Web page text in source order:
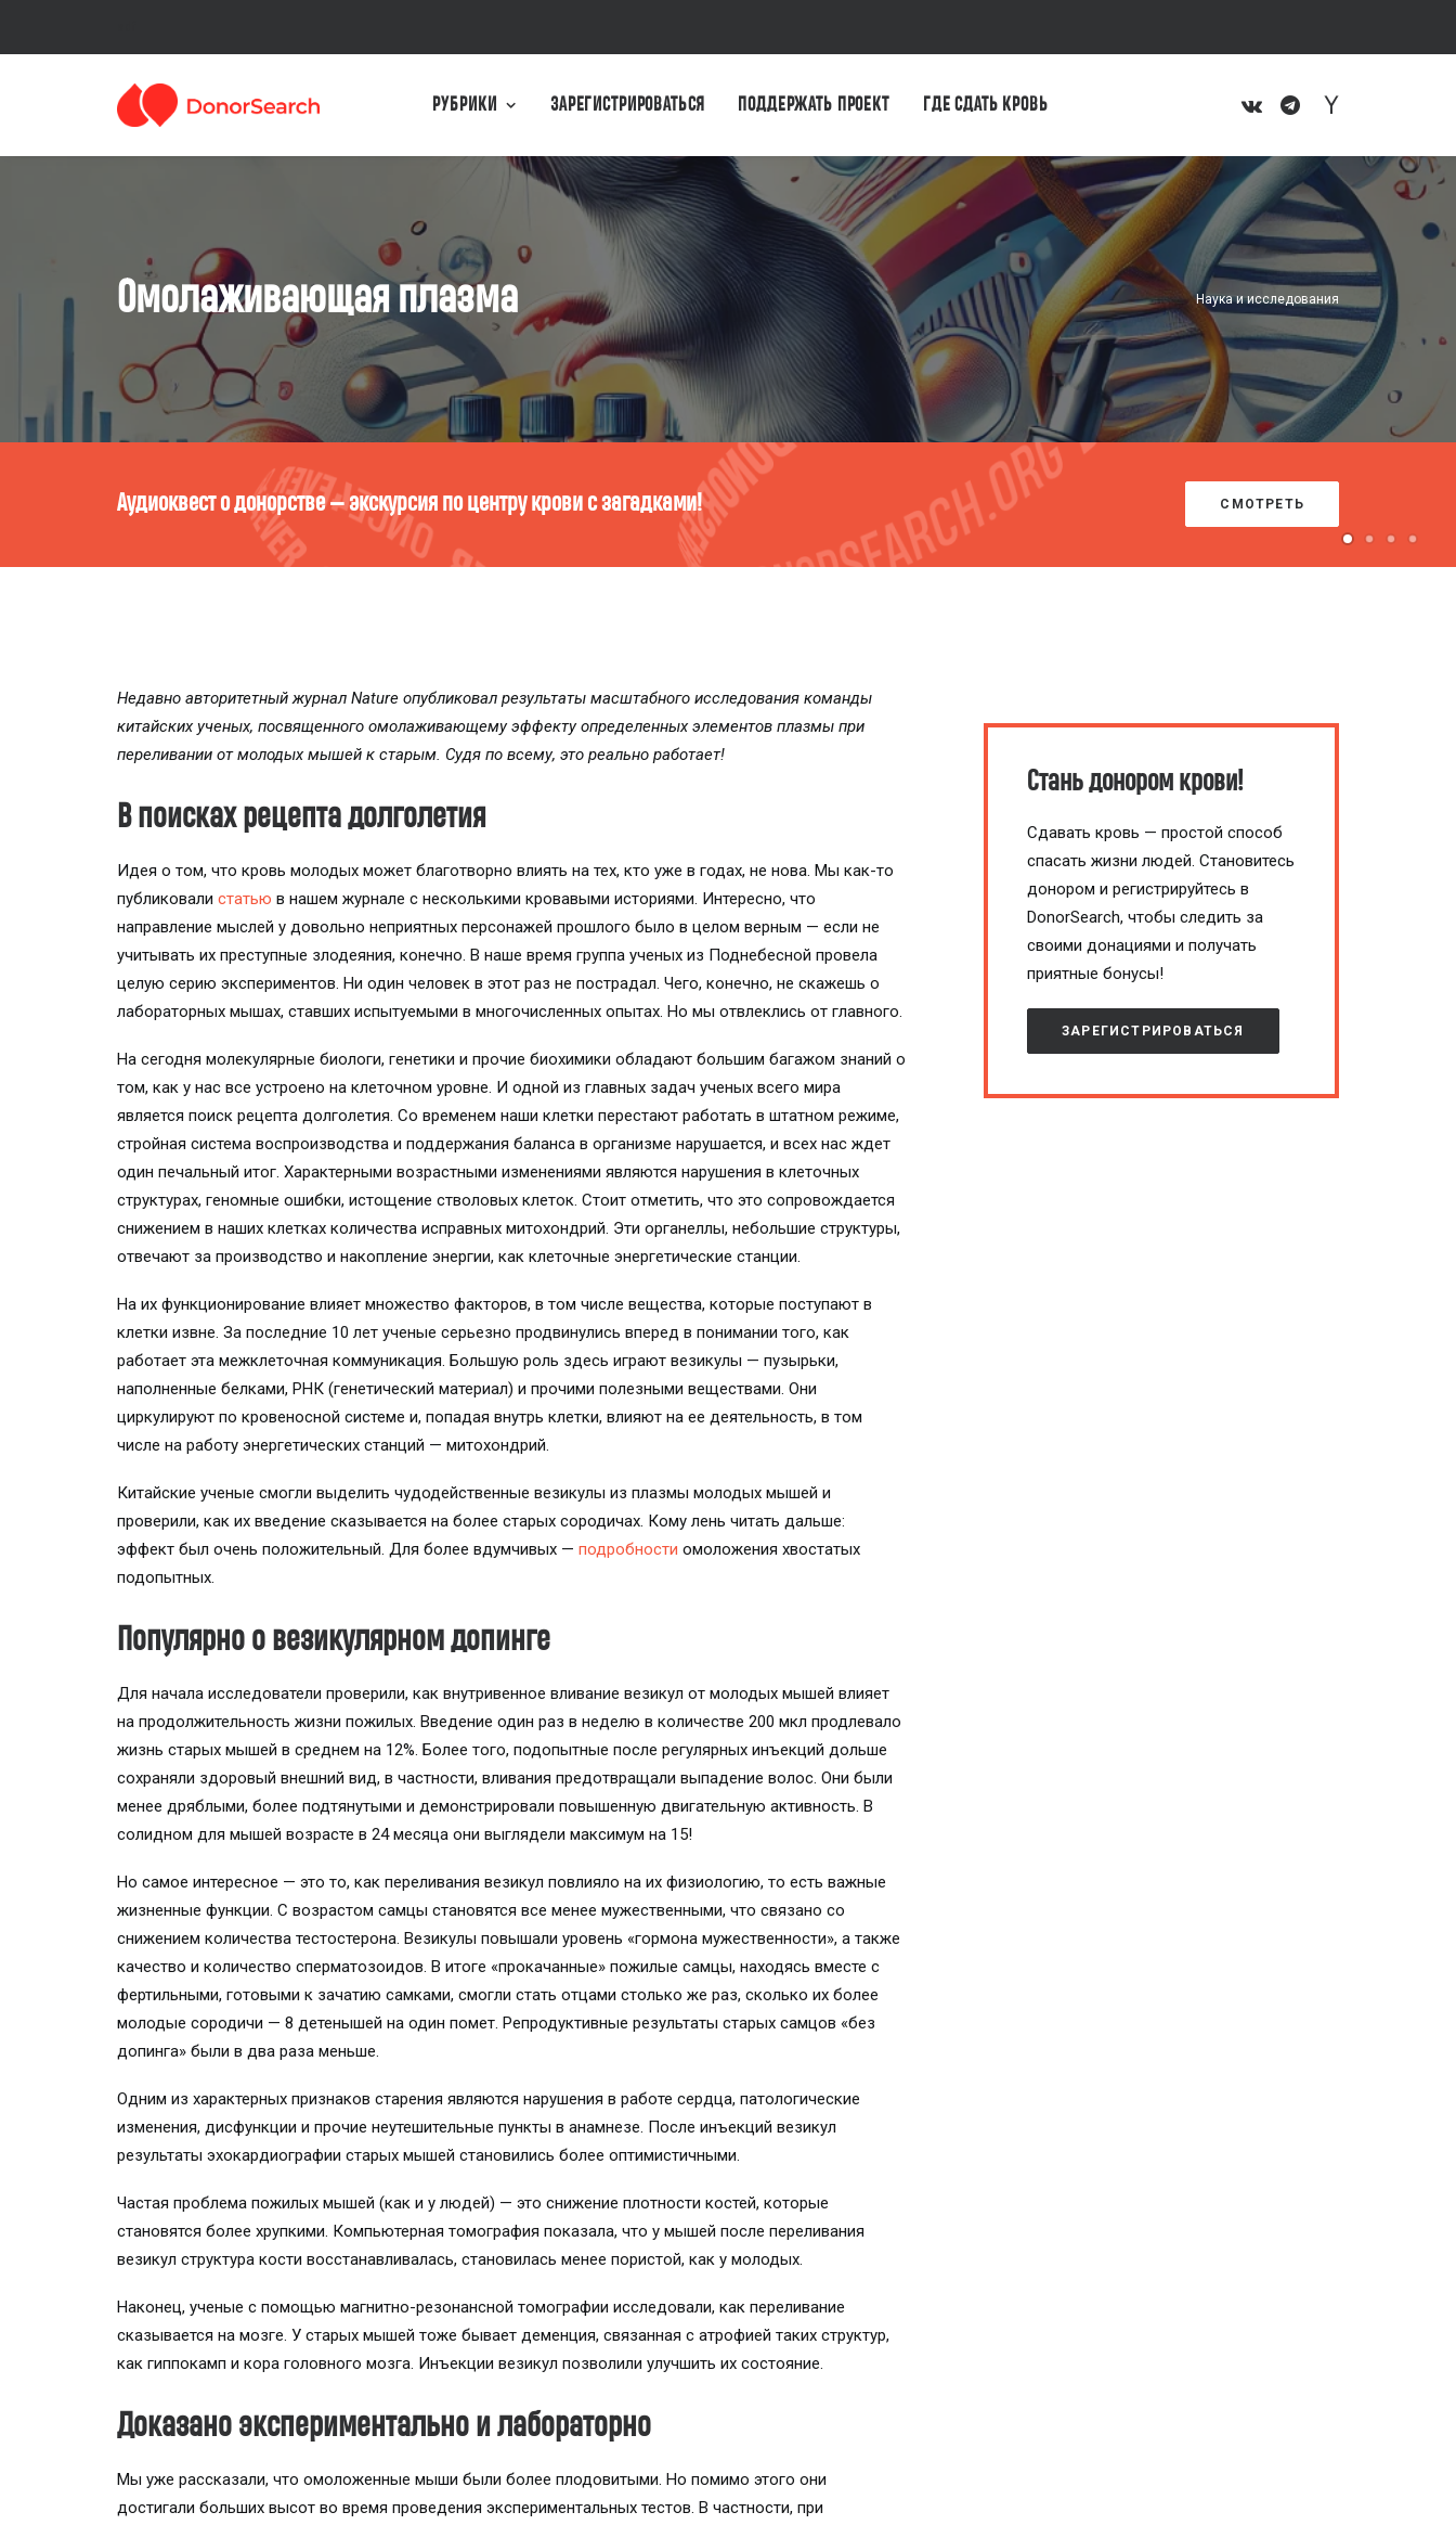
РУБРИКИ ЗАРЕГИСТРИРОВАТЬСЯ ПОДДЕРЖАТЬ ПРОЕКТ ГДЕ СДАТЬ КРОВЬ
Омолаживающая плазма Наука и исследования
СМОТРЕТЬ Кто ты есть в мире компонентов крови? Пройди тест и узнай!
Недавно авторитетный журнал Nature опубликовал результаты масштабного исследования команды
китайских ученых, посвященного омолаживающему эффекту определенных элементов плазмы при
переливании от молодых мышей к старым. Судя по всему, это реально работает!
В поисках рецепта долголетия
Идея о том, что кровь молодых может благотворно влиять на тех, кто уже в годах, не нова. Мы как-то
публиковали статью в нашем журнале с несколькими кровавыми историями. Интересно, что
направление мыслей у довольно неприятных персонажей прошлого было в целом верным — если не
учитывать их преступные злодеяния, конечно. В наше время группа ученых из Поднебесной провела
целую серию экспериментов. Ни один человек в этот раз не пострадал. Чего, конечно, не скажешь о
лабораторных мышах, ставших испытуемыми в многочисленных опытах. Но мы отвлеклись от главного.
На сегодня молекулярные биологи, генетики и прочие биохимики обладают большим багажом знаний о
том, как у нас все устроено на клеточном уровне. И одной из главных задач ученых всего мира
является поиск рецепта долголетия. Со временем наши клетки перестают работать в штатном режиме,
стройная система воспроизводства и поддержания баланса в организме нарушается, и всех нас ждет
один печальный итог. Характерными возрастными изменениями являются нарушения в клеточных
структурах, геномные ошибки, истощение стволовых клеток. Стоит отметить, что это сопровождается
снижением в наших клетках количества исправных митохондрий. Эти органеллы, небольшие структуры,
отвечают за производство и накопление энергии, как клеточные энергетические станции.
На их функционирование влияет множество факторов, в том числе вещества, которые поступают в
клетки извне. За последние 10 лет ученые серьезно продвинулись вперед в понимании того, как
работает эта межклеточная коммуникация. Большую роль здесь играют везикулы — пузырьки,
наполненные белками, РНК (генетический материал) и прочими полезными веществами. Они
циркулируют по кровеносной системе и, попадая внутрь клетки, влияют на ее деятельность, в том
числе на работу энергетических станций — митохондрий.
Китайские ученые смогли выделить чудодейственные везикулы из плазмы молодых мышей и
проверили, как их введение сказывается на более старых сородичах. Кому лень читать дальше:
эффект был очень положительный. Для более вдумчивых — подробности омоложения хвостатых
подопытных.
Популярно о везикулярном допинге
Для начала исследователи проверили, как внутривенное вливание везикул от молодых мышей влияет
на продолжительность жизни пожилых. Введение один раз в неделю в количестве 200 мкл продлевало
жизнь старых мышей в среднем на 12%. Более того, подопытные после регулярных инъекций дольше
сохраняли здоровый внешний вид, в частности, вливания предотвращали выпадение волос. Они были
менее дряблыми, более подтянутыми и демонстрировали повышенную двигательную активность. В
солидном для мышей возрасте в 24 месяца они выглядели максимум на 15!
Но самое интересное — это то, как переливания везикул повлияло на их физиологию, то есть важные
жизненные функции. С возрастом самцы становятся все менее мужественными, что связано со
снижением количества тестостерона. Везикулы повышали уровень «гормона мужественности», а также
качество и количество сперматозоидов. В итоге «прокачанные» пожилые самцы, находясь вместе с
фертильными, готовыми к зачатию самками, смогли стать отцами столько же раз, сколько их более
молодые сородичи — 8 детенышей на один помет. Репродуктивные результаты старых самцов «без
допинга» были в два раза меньше.
Одним из характерных признаков старения являются нарушения в работе сердца, патологические
изменения, дисфункции и прочие неутешительные пункты в анамнезе. После инъекций везикул
результаты эхокардиографии старых мышей становились более оптимистичными.
Частая проблема пожилых мышей (как и у людей) — это снижение плотности костей, которые
становятся более хрупкими. Компьютерная томография показала, что у мышей после переливания
везикул структура кости восстанавливалась, становилась менее пористой, как у молодых.
Наконец, ученые с помощью магнитно-резонансной томографии исследовали, как переливание
сказывается на мозге. У старых мышей тоже бывает деменция, связанная с атрофией таких структур,
как гиппокамп и кора головного мозга. Инъекции везикул позволили улучшить их состояние.
Доказано экспериментально и лабораторно
Мы уже рассказали, что омоложенные мыши были более плодовитыми. Но помимо этого они
достигали больших высот во время проведения экспериментальных тестов. В частности, при
Стань донором крови!
Сдавать кровь — простой способ
спасать жизни людей. Становитесь
донором и регистрируйтесь в
DonorSearch, чтобы следить за
своими донациями и получать
приятные бонусы!
ЗАРЕГИСТРИРОВАТЬСЯ